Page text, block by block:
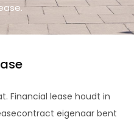
Financial lease houdt in
eigenaar bent